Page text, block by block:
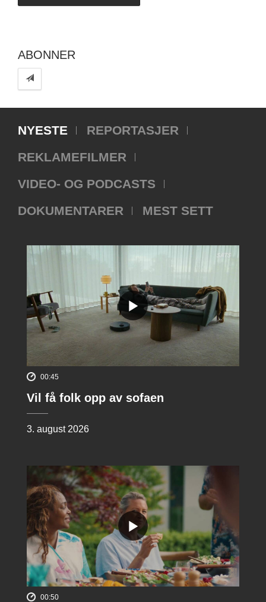
ABONNER
NYESTE
REPORTASJER
REKLAMEFILMER
VIDEO- OG PODCASTS
DOKUMENTARER
MEST SETT
00:45
Vil få folk opp av sofaen
3. august 2026
00:50